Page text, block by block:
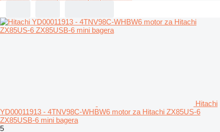
Hitachi
YD00011913 - 4TNV98C-WHBW6 motor za Hitachi ZX85US-6
ZX85USB-6 mini bagera
5